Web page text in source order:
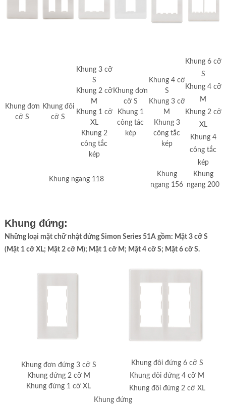
Khung đơn
cỡ S
Khung đôi
cỡ S
Khung 3 cỡ
S
Khung 2 cỡ
M
Khung 1 cỡ
XL
Khung 2
công tắc
kép
Khung đơn
cỡ S
Khung 1
công tác
kép
Khung 4 cỡ
S
Khung 3 cỡ
M
Khung 3
công tắc
kép
Khung 6 cỡ
S
Khung 4 cỡ
M
Khung 2 cỡ
XL
Khung 4
công tắc
kép
Khung ngang 118
Khung
ngang 156
Khung
ngang 200
Khung đứng:
Những loại mặt chữ nhật đứng Simon Series 51A gồm: Mặt 3 cỡ S
(Mặt 1 cỡ XL; Mặt 2 cỡ M); Mặt 1 cỡ M; Mặt 4 cỡ S; Mặt 6 cỡ S.
Khung đơn đứng 3 cỡ S
Khung đứng 2 cỡ M
Khung đứng 1 cỡ XL
Khung đôi đứng 6 cỡ S
Khung đôi đứng 4 cỡ M
Khung đôi đứng 2 cỡ XL
Khung đứng